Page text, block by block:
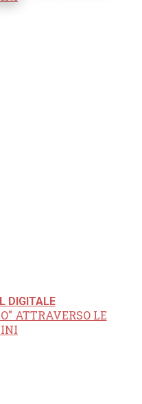
DIGITALE
ATTRAVERSO LE